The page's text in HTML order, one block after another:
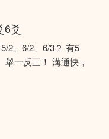
6爻
2、6/2、6/3？ 有5
一反三！ 溝通快，